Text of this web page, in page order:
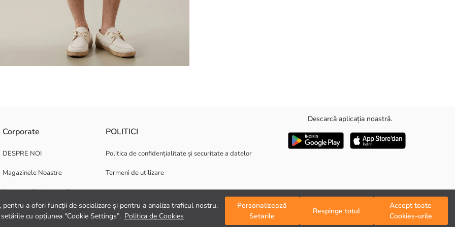
a oferi funcții de socializare și pentru a analiza traficul nostru.
cu opțiunea "Cookie Settings”. Politica de Cookies
Personalizează
Setarile
Respinge totul
Accept toate
Cookies-urile
Corporate
DESPRE NOI
Magazinele Noastre
Oportunități de carieră
Suport corporativ
POLITICI
Politica de confidențialitate și securitate a datelor
Termeni de utilizare
Descarcă aplicația noastră.